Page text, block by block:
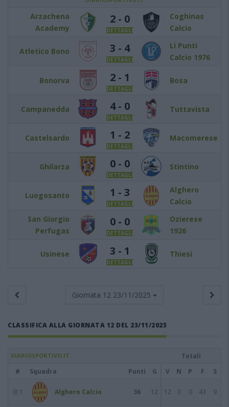
Arzachena
Academy
2 - 0
DETTAGLI
Coghinas
Calcio
Atletico Bono 3 - 4
DETTAGLI
Li Punti
Calcio 1976
Bonorva 2 - 1
DETTAGLI
Bosa
Campanedda 4 - 0
DETTAGLI
Tuttavista
Castelsardo 1 - 2
DETTAGLI
Macomerese
Ghilarza 0 - 0
DETTAGLI
Stintino
Luogosanto 1 - 3
DETTAGLI
Alghero
Calcio
San Giorgio
Perfugas
0 - 0
DETTAGLI
Ozierese
1926
Usinese 3 - 1
DETTAGLI
Thiesi
Giornata 12 23/11/2025
CLASSIFICA ALLA GIORNATA 12 DEL 23/11/2025
DIARIOSPORTIVO.IT
Totali
#
Squadra Punti G V N P F S
1 Alghero Calcio 36 12 12 0 0 43 9